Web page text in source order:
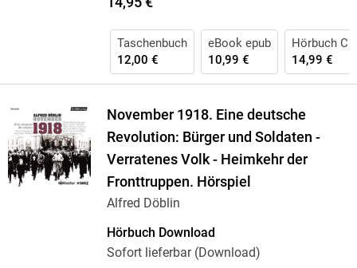
Taschenbuch
12,00 €
eBook epub
10,99 €
Hörbuch CD
14,99 €
November 1918. Eine deutsche
Revolution: Bürger und Soldaten -
Verratenes Volk - Heimkehr der
Fronttruppen. Hörspiel
Alfred Döblin
Hörbuch Download
Sofort lieferbar (Download)